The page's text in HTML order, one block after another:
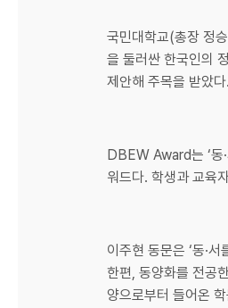
국민대학교(총장 정
을 둘러싼 한국인의
제안해 주목을 받았다.
DBEW Award는 ‘동
워드다. 학생과 교육
이주현 동문은 ‘동·
한편, 동양화를 전공
양으로부터 들어온